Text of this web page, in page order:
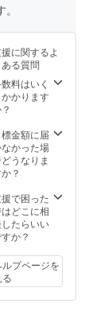
プラン
援いた
だいた
方に
は、ご
宿泊予
に必要
なパス
コード
をメー
お送り
させて
いただ
きま
（有効
期間：
2020年
6月1日
ます。
期間：
2020年
6月1日
～2021
年4月15
ていた
感謝の
気持ち
のお礼
メール
■百と十
棟貸し
切り宿
泊（最
大12名
ご宿泊
人数様
分の朝
食・夕
■湯処
「台場
の湯」
入浴チ
に関するよ
ある質問
料はいく
かかります
金額に届
かった場
うなりま
？
で困った
どこに相
たらいい
か？
ルプページを
る